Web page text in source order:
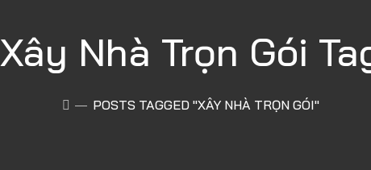
Xây Nhà Trọn Gói
POSTS TAGGED "XÂY NHÀ TRỌN GÓI"